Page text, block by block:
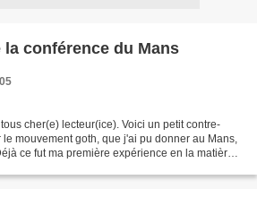
la conférence du Mans
cher(e) lecteur(ice). Voici un petit contre-
mouvement goth, que j'ai pu donner au Mans,
ce fut ma première expérience en la matière,